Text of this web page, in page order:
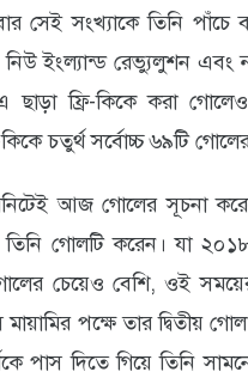
সেই সংখ্যাকে তিনি পাঁচে
নিউ ইংল্যান্ড রেভ্যুলুশন এবং
ফ্রি-কিকে করা
চতুর্থ সর্বোচ্চ ৬৯টি
আজ গোলের সূচনা
তিনি গোলটি করেন। যা
চেয়েও বেশি, ওই
পক্ষে তার দ্বিতীয়
পাস দিতে গিয়ে তিনি